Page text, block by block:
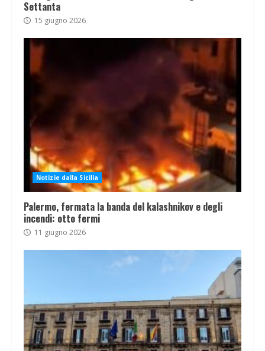
Settanta
15 giugno 2026
Notizie dalla Sicilia
Palermo, fermata la banda del kalashnikov e degli
incendi: otto fermi
11 giugno 2026